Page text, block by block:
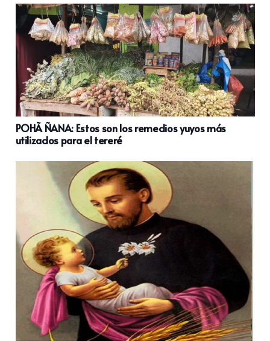
POHÃ ÑANA: Estos son los remedios yuyos más
utilizados para el tereré